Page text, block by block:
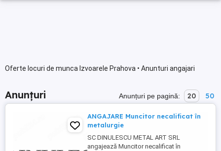
Oferte locuri de munca Izvoarele Prahova • Anunturi angajari
Anunțuri Anunțuri pe pagină: 20 50
ANGAJARE Muncitor necalificat în
metalurgie
SC DINULESCU METAL ART SRL
angajează Muncitor necalificat în